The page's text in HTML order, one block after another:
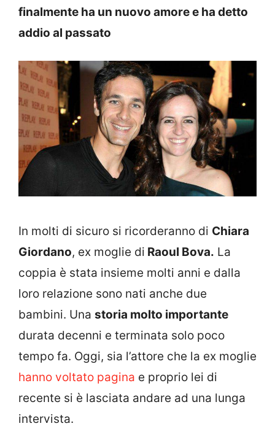
finalmente ha un nuovo amore e ha detto
addio al passato
In molti di sicuro si ricorderanno di Chiara
Giordano, ex moglie di Raoul Bova. La
coppia è stata insieme molti anni e dalla
loro relazione sono nati anche due
bambini. Una storia molto importante
durata decenni e terminata solo poco
tempo fa. Oggi, sia l’attore che la ex moglie
hanno voltato pagina e proprio lei di
recente si è lasciata andare ad una lunga
intervista.